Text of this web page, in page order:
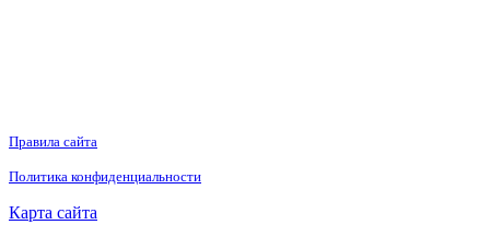
Правила сайта
Политика конфиденциальности
Карта сайта